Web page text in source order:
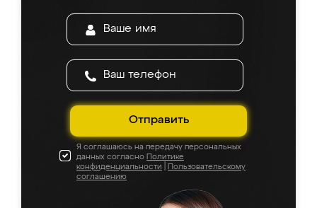
Отправить
Я соглашаюсь на передачу персональных
данных согласно Политике
конфиденциальности
Пользовательскому
соглашению